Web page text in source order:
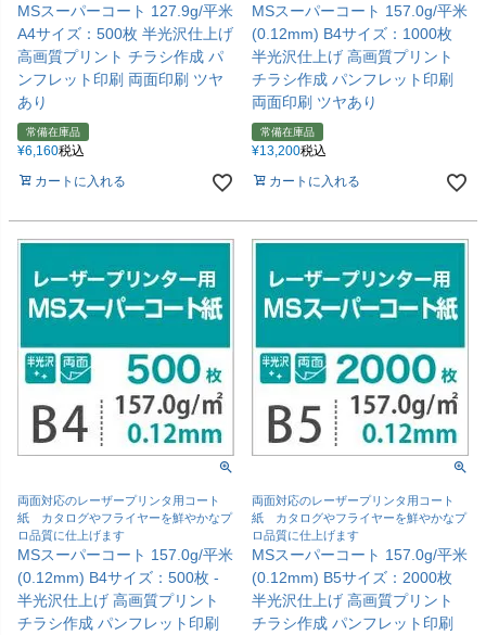
MSスーパーコート 127.9g/平米
A4サイズ：500枚 半光沢仕上げ
高画質プリント チラシ作成 パ
ンフレット印刷 両面印刷 ツヤ
あり
常備在庫品
¥6,160税込
カートに入れる
MSスーパーコート 157.0g/平米
(0.12mm) B4サイズ：1000枚
半光沢仕上げ 高画質プリント
チラシ作成 パンフレット印刷
両面印刷 ツヤあり
常備在庫品
¥13,200税込
カートに入れる
両面対応のレーザープリンタ用コート
紙 カタログやフライヤーを鮮やかなプ
ロ品質に仕上げます
MSスーパーコート 157.0g/平米
(0.12mm) B4サイズ：500枚 -
半光沢仕上げ 高画質プリント
チラシ作成 パンフレット印刷
両面対応のレーザープリンタ用コート
紙 カタログやフライヤーを鮮やかなプ
ロ品質に仕上げます
MSスーパーコート 157.0g/平米
(0.12mm) B5サイズ：2000枚
半光沢仕上げ 高画質プリント
チラシ作成 パンフレット印刷